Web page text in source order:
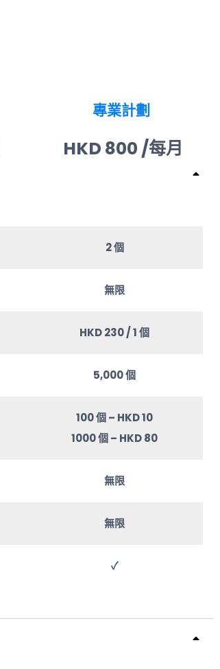
專業計劃
HKD 800 /每月
2 個
無限
HKD 230 / 1 個
5,000 個
100 個 – HKD 10
1000 個 – HKD 80
無限
無限
✓